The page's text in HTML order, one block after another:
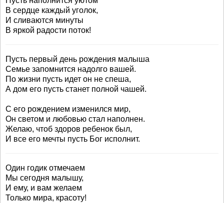
В сердце каждый уголок,
И сливаются минуты
В яркой радости поток!
Пусть первый день рождения малыша
Семье запомнится надолго вашей.
По жизни пусть идет он не спеша,
А дом его пусть станет полной чашей.
С его рождением изменился мир,
Он светом и любовью стал наполнен.
Желаю, чтоб здоров ребенок был,
И все его мечты пусть Бог исполнит.
Один годик отмечаем
Мы сегодня малышу,
И ему, и вам желаем
Только мира, красоту!